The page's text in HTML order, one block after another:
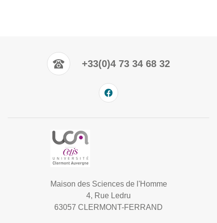
+33(0)4 73 34 68 32
Maison des Sciences de l'Homme
4, Rue Ledru
63057 CLERMONT-FERRAND